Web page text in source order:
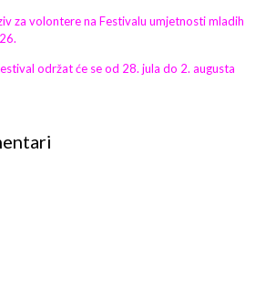
za volontere na Festivalu umjetnosti mladih
održat će se od 28. jula do 2. augusta